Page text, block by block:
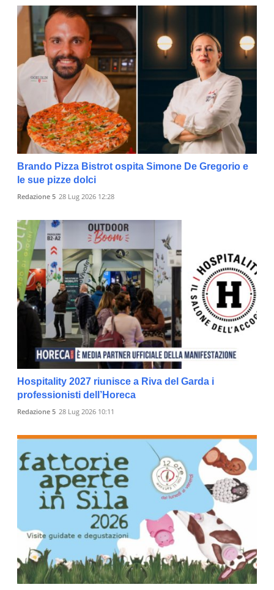
Brando Pizza Bistrot ospita Simone De Gregorio e
le sue pizze dolci
Redazione 5 28 Lug 2026 12:28
Hospitality 2027 riunisce a Riva del Garda i
professionisti dell’Horeca
Redazione 5 28 Lug 2026 10:11